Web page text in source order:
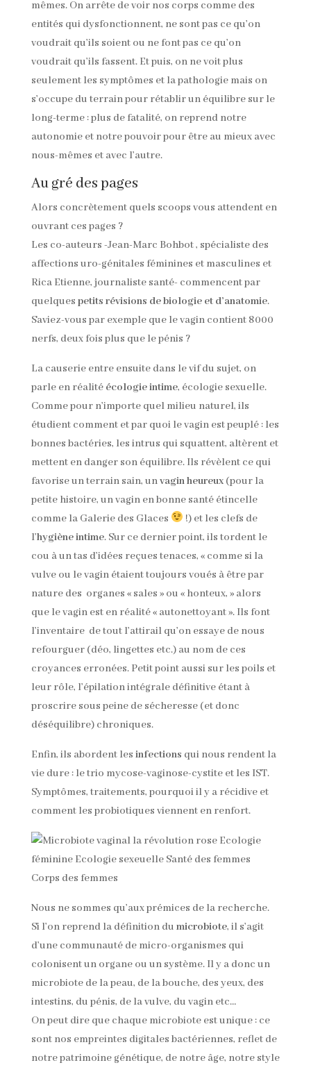
mêmes. On arrête de voir nos corps comme des
entités qui dysfonctionnent, ne sont pas ce qu’on
voudrait qu’ils soient ou ne font pas ce qu’on
voudrait qu’ils fassent. Et puis, on ne voit plus
seulement les symptômes et la pathologie mais on
s’occupe du terrain pour rétablir un équilibre sur le
long-terme : plus de fatalité, on reprend notre
autonomie et notre pouvoir pour être au mieux avec
nous-mêmes et avec l’autre.
Au gré des pages
Alors concrètement quels scoops vous attendent en
ouvrant ces pages ?
Les co-auteurs -Jean-Marc Bohbot , spécialiste des
affections uro-génitales féminines et masculines et
Rica Etienne, journaliste santé- commencent par
quelques petits révisions de biologie et d’anatomie.
Saviez-vous par exemple que le vagin contient 8000
nerfs, deux fois plus que le pénis ?
La causerie entre ensuite dans le vif du sujet, on
parle en réalité écologie intime, écologie sexuelle.
Comme pour n’importe quel milieu naturel, ils
étudient comment et par quoi le vagin est peuplé : les
bonnes bactéries, les intrus qui squattent, altèrent et
mettent en danger son équilibre. Ils révèlent ce qui
favorise un terrain sain, unvagin heureux(pour la
petite histoire, un vagin en bonne santé étincelle
comme la Galerie des Glaces
!) et les clefs de
l’hygiène intime. Sur ce dernier point, ils tordent le
cou à un tas d’idées reçues tenaces, « comme si la
vulve ou le vagin étaient toujours voués à être par
nature des organes « sales » ou « honteux, » alors
que le vagin est en réalité « autonettoyant ». Ils font
l’inventaire de tout l’attirail qu’on essaye de nous
refourguer (déo, lingettes etc.) au nom de ces
croyances erronées. Petit point aussi sur les poils et
leur rôle, l’épilation intégrale définitive étant à
proscrire sous peine de sécheresse (et donc
déséquilibre) chroniques.
Enfin, ils abordent les infections qui nous rendent la
vie dure : le trio mycose-vaginose-cystite et les IST.
Symptômes, traitements, pourquoi il y a récidive et
comment les probiotiques viennent en renfort.
Nous ne sommes qu’aux prémices de la recherche.
Si l’on reprend la définition du microbiote, il s’agit
d’une communauté de micro-organismes qui
colonisent un organe ou un système. Il y a donc un
microbiote de la peau, de la bouche, des yeux, des
intestins, du pénis, de la vulve, du vagin etc…
On peut dire que chaque microbiote est unique : ce
sont nos empreintes digitales bactériennes, reflet de
notre patrimoine génétique, de notre âge, notre style